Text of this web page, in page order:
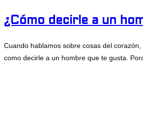
¿Cómo decirle a un
Cuando hablamos sobre cosas del
como decirle a un hombre que te gusta.